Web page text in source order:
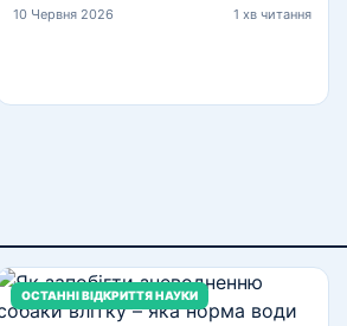
10 Червня 2026 1 хв читання
ОСТАННІ ВІДКРИТТЯ НАУКИ